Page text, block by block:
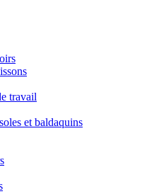
travail
et baldaquins